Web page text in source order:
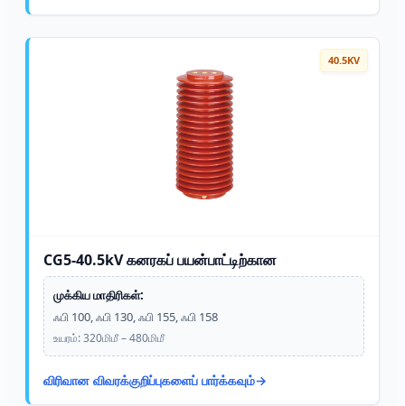
40.5KV
CG5-40.5kV கனரகப் பயன்பாட்டிற்கான
முக்கிய மாதிரிகள்:
ஃபி 100, ஃபி 130, ஃபி 155, ஃபி 158
உயரம்: 320மிமீ – 480மிமீ
விரிவான விவரக்குறிப்புகளைப் பார்க்கவும்